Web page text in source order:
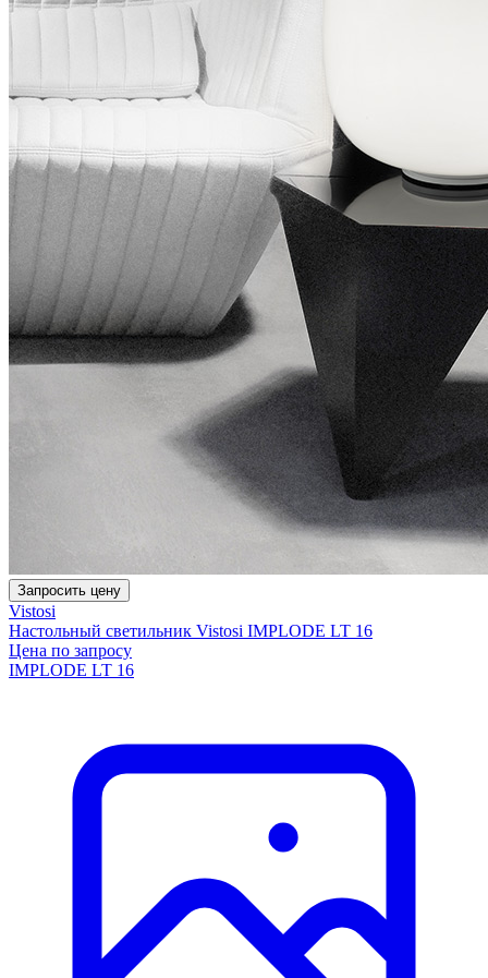
Запросить цену
Vistosi
Настольный светильник Vistosi IMPLODE LT 16
Цена по запросу
IMPLODE LT 16